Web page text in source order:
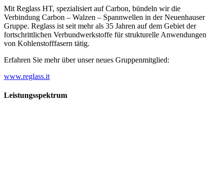
Mit Reglass HT, spezialisiert auf Carbon, bündeln wir die
Verbindung Carbon – Walzen – Spannwellen in der Neuenhauser
Gruppe. Reglass ist seit mehr als 35 Jahren auf dem Gebiet der
fortschrittlichen Verbundwerkstoffe für strukturelle Anwendungen
von Kohlenstofffasern tätig.
Erfahren Sie mehr über unser neues Gruppenmitglied:
www.reglass.it
Leistungsspektrum